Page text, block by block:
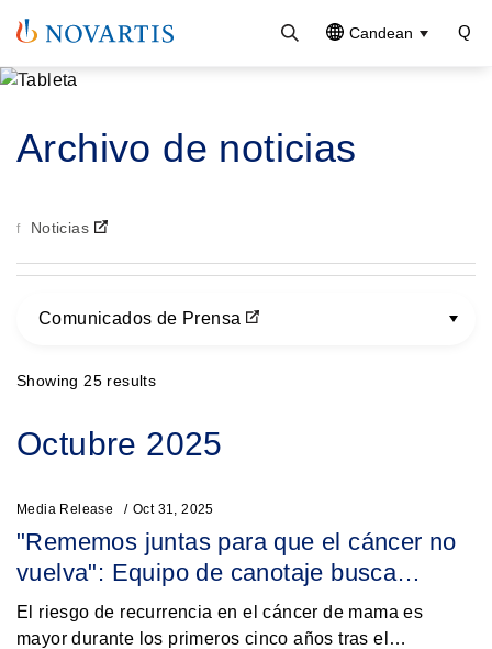
Candean
Archivo de noticias
Noticias
Comunicados de Prensa
Showing 25 results
Octubre 2025
Media Release Oct 31, 2025
"Rememos juntas para que el cáncer no
vuelva": Equipo de canotaje busca
concientizar sobre el riesgo de
recurrencia en cáncer de mama
El riesgo de recurrencia en el cáncer de mama es
mayor durante los primeros cinco años tras el